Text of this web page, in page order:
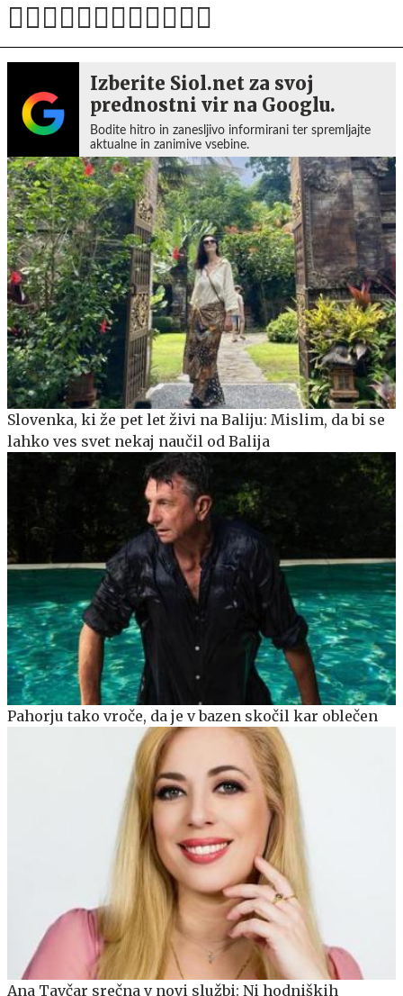
Izberite Siol.net za svoj
prednostni vir na Googlu.
Bodite hitro in zanesljivo informirani ter spremljajte
aktualne in zanimive vsebine.
Slovenka, ki že pet let živi na Baliju: Mislim, da bi se
lahko ves svet nekaj naučil od Balija
Pahorju tako vroče, da je v bazen skočil kar oblečen
Ana Tavčar srečna v novi službi: Ni hodniških